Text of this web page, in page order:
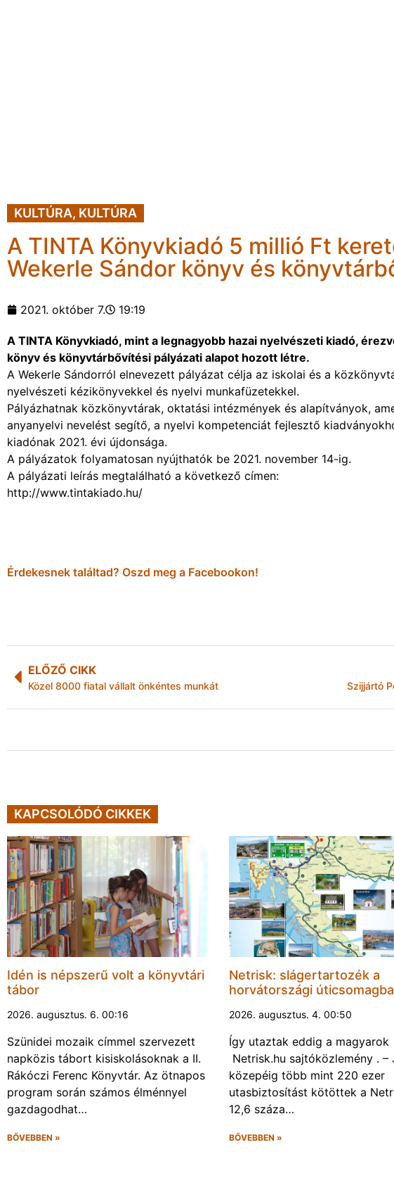
KULTÚRA, KULTÚRA
A TINTA Könyvkiadó 5 millió Ft
Wekerle Sándor könyv és
2021. október 7. 19:19
A TINTA Könyvkiadó, mint a legnagyobb hazai nyelvészeti kiadó,
könyv és könyvtárbővítési pályázati alapot hozott létre.
A Wekerle Sándorról elnevezett pályázat célja az iskolai és a
nyelvészeti kézikönyvekkel és nyelvi munkafüzetekkel.
Pályázhatnak közkönyvtárak, oktatási intézmények és alapítványok,
anyanyelvi nevelést segítő, a nyelvi kompetenciát fejlesztő
kiadónak 2021. évi újdonsága.
A pályázatok folyamatosan nyújthatók be 2021. november 14-ig.
A pályázati leírás megtalálható a következő címen:
http://www.tintakiado.hu/
Érdekesnek találtad? Oszd meg a Facebookon!
ELŐZŐ CIKK
Közel 8000 fiatal vállalt önkéntes munkát
KAPCSOLÓDÓ CIKKEK
Idén is népszerű volt a könyvtári
tábor
2026. augusztus. 6. 00:16
Szünidei mozaik címmel szervezett
napközis tábort kisiskolásoknak a II.
Rákóczi Ferenc Könyvtár. Az ötnapos
program során számos élménnyel
gazdagodhat…
BŐVEBBEN »
Netrisk: slágertartozék a
horvátországi
2026. augusztus. 4. 00:50
Így utaztak eddig a magyarok
Netrisk.hu sajtóközlemény . –
közepéig több mint 220 ezer
utasbiztosítást kötöttek a
12,6 száza…
BŐVEBBEN »